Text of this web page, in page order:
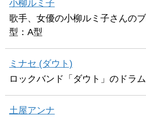
小柳ルミ子
歌手、女優の小柳ルミ子さんの
型：A型
ミナセ (ダウト)
ロックバンド「ダウト」のド
土屋アンナ